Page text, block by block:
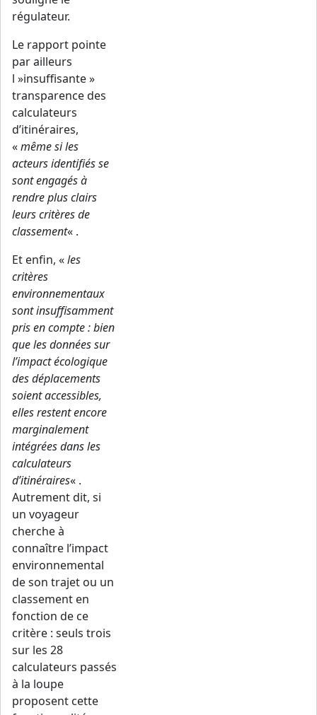
régulateur.
Le rapport pointe
par ailleurs
l »insuffisante »
transparence des
calculateurs
d’itinéraires,
«même si les
acteurs identifiés se
sont engagés à
rendre plus clairs
leurs critères de
classement« .
Et enfin, «les
critères
environnementaux
sont insuffisamment
pris en compte : bien
que les données sur
l’impact écologique
des déplacements
soient accessibles,
elles restent encore
marginalement
intégrées dans les
calculateurs
d’itinéraires« .
Autrement dit, si
un voyageur
cherche à
connaître l’impact
environnemental
de son trajet ou un
classement en
fonction de ce
critère : seuls trois
sur les 28
calculateurs passés
à la loupe
proposent cette